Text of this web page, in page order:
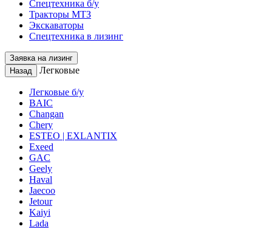
Спецтехника б/у
Тракторы МТЗ
Экскаваторы
Спецтехника в лизинг
Заявка на лизинг
Назад
Легковые
Легковые б/у
BAIC
Changan
Chery
ESTEO | EXLANTIX
Exeed
GAC
Geely
Haval
Jaecoo
Jetour
Kaiyi
Lada